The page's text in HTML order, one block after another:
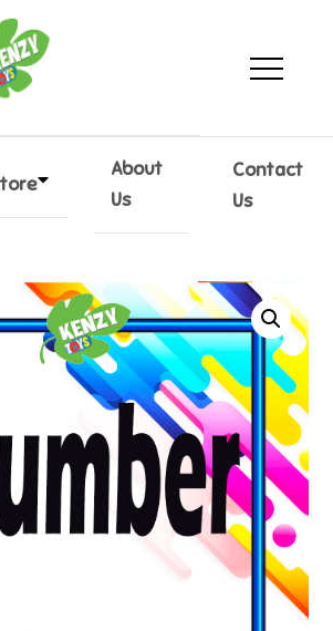
About
Us
Contact
Us
28/12/2021